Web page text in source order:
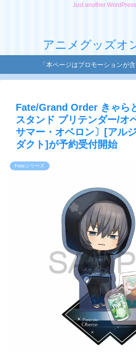
Just another
アニメグッズオ
「本ページはプロモーションが
Fate/Grand Order きゃら
スタンド プリテンダー/オ
サマー・オベロン〕[アル
ダクト]が予約受付開始
Fateシリーズ